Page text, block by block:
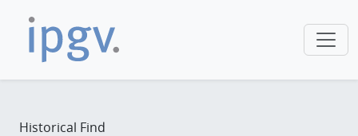
Historical Find